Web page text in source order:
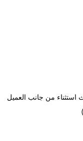
من جانب العميل